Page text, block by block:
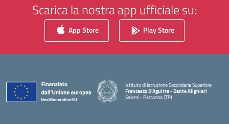
Scarica la nostra app ufficiale su:
App Store Play Store
Istituto di Istruzione Secondaria Superiore
Francesco D'Aguirre - Dante Alighieri
Salemi - Partanna (TP)